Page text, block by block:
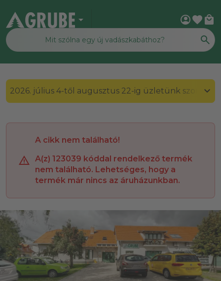
arrow_drop_down account_circlefavorite local_mall
2026. július 4-től augusztus 22-ig üzletünk
A cikk nem található!
A(z) 123039 kóddal rendelkező termék
nem található. Lehetséges, hogy a
termék már nincs az áruházunkban.